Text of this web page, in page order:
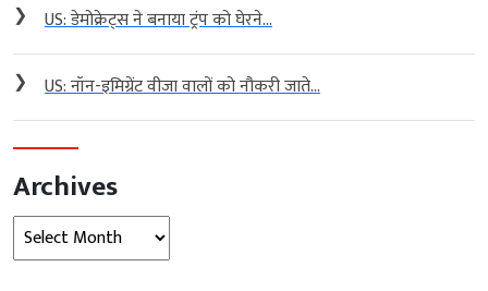
❯ US: डेमोक्रेट्स ने बनाया ट्रंप को घेरने...
❯ US: नॉन-इमिग्रेंट वीजा वालों को नौकरी जाते...
Archives
Archives